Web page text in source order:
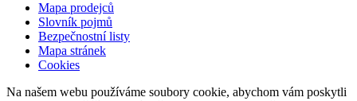
Mapa prodejců
Slovník pojmů
Bezpečnostní listy
Mapa stránek
Cookies
Na našem webu používáme soubory cookie, abychom vám poskytli